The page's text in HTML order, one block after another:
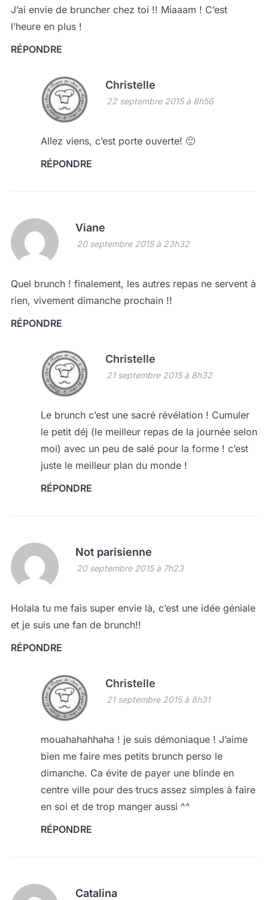
J’ai envie de bruncher chez toi !! Miaaam ! C’est
l’heure en plus !
RÉPONDRE
Christelle
22 septembre 2015 à 8h56
Allez viens, c’est porte ouverte! 🙂
RÉPONDRE
Viane
20 septembre 2015 à 23h32
Quel brunch ! finalement, les autres repas ne servent à
rien, vivement dimanche prochain !!
RÉPONDRE
Christelle
21 septembre 2015 à 8h32
Le brunch c’est une sacré révélation ! Cumuler
le petit déj (le meilleur repas de la journée selon
moi) avec un peu de salé pour la forme ! c’est
juste le meilleur plan du monde !
RÉPONDRE
Not parisienne
20 septembre 2015 à 7h23
Holala tu me fais super envie là, c’est une idée géniale
et je suis une fan de brunch!!
RÉPONDRE
Christelle
21 septembre 2015 à 8h31
mouahahahhaha ! je suis démoniaque ! J’aime
bien me faire mes petits brunch perso le
dimanche. Ca évite de payer une blinde en
centre ville pour des trucs assez simples à faire
en soi et de trop manger aussi ^^
RÉPONDRE
Catalina